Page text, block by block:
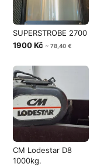
SUPERSTROBE 2700
1900 Kč ~ 78,40 €
CM Lodestar D8
1000kg.